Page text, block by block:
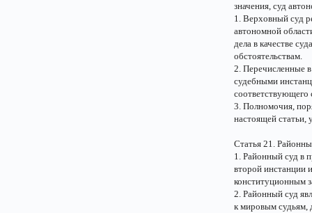
значения, суд
1. Верховный суд
автономной
дела в качестве
обстоятельствам.
2. Перечисленные
судебными
соответствующего
3. Полномочия,
настоящей статьи,
Статья 21.
1. Районный суд в
второй инстанции
конституционным
2. Районный суд
к мировым судьям,